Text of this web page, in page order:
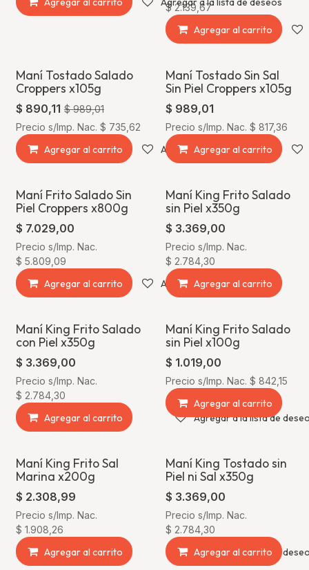
$2.139,67
Agregar al carrito
¡Oferta!
Maní Tostado Salado
Croppers x105g
$ 890,11 $989,01
Precio s/Imp. Nac. $ 735,62
Agregar al carrito Agregar a la lista de deseos
Maní Tostado Sin Sal
Sin Piel Croppers x105g
$ 989,01
Precio s/Imp. Nac. $ 817,36
Agregar al carrito
Maní Frito Salado Sin
Piel Croppers x800g
$ 7.029,00
Precio s/Imp. Nac.
$ 5.809,09
Agregar al carrito Agregar a la lista de deseos
Maní King Frito Salado
sin Piel x350g
$ 3.369,00
Precio s/Imp. Nac.
$ 2.784,30
Agregar al carrito
Maní King Frito Salado
con Piel x350g
$ 3.369,00
Precio s/Imp. Nac.
$ 2.784,30
Agregar al carrito Agregar a la lista de
Maní King Frito Salado
sin Piel x100g
$ 1.019,00
Precio s/Imp. Nac. $ 842,15
Agregar al carrito
Maní King Frito Sal
Marina x200g
$ 2.308,99
Precio s/Imp. Nac.
$ 1.908,26
Agregar al carrito Agregar a la lista de
Maní King Tostado sin
Piel ni Sal x350g
$ 3.369,00
Precio s/Imp. Nac.
$ 2.784,30
Agregar al carrito